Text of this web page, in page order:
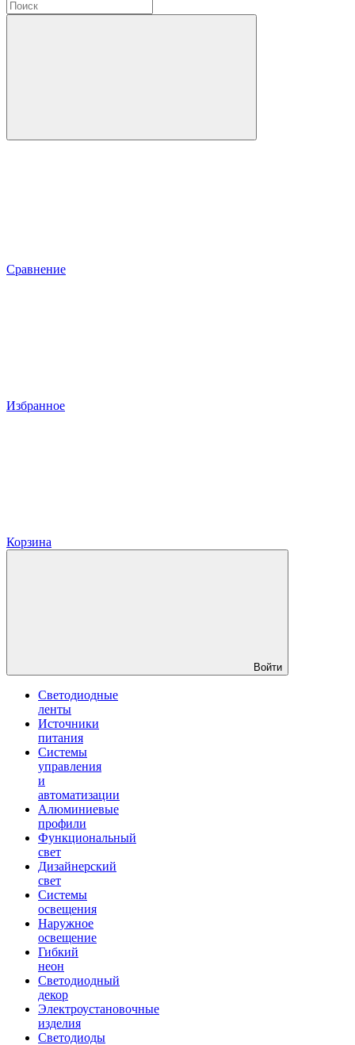
Сравнение
Избранное
Корзина
Войти
Светодиодные
ленты
Источники
питания
Системы
управления
и
автоматизации
Алюминиевые
профили
Функциональный
свет
Дизайнерский
свет
Системы
освещения
Наружное
освещение
Гибкий
неон
Светодиодный
декор
Электроустановочные
изделия
Светодиоды